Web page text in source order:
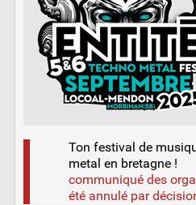
Ton festival de
metal en bretagne !
communiqué des
été annulé par